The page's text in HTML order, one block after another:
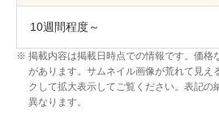
10週間程度～
掲載内容は掲載日時点での情報です。価格
があります。サムネイル画像が荒れて見え
クして拡大表示してご覧ください。表記の
異なります。